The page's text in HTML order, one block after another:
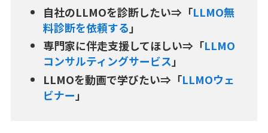
自社のLLMOを診断したい⇒「LLMO無
料診断を依頼する 」
専門家に伴走支援してほしい⇒「LLMO
コンサルティングサービス」
LLMOを動画で学びたい⇒「LLMOウェ
ビナー 」